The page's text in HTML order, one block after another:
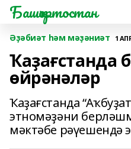
Башҡортостан
Әҙәбиәт һәм мәҙәниәт 1
Ҡаҙағстанда
өйрәнәләр
Ҡаҙағстанда
этномәҙәни
мәктәбе рәүешендә